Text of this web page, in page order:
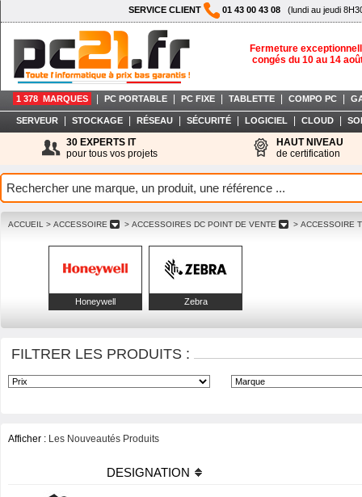
SERVICE CLIENT 01 43 00 43 08 (lundi au jeudi
Fermeture
congés du 10 au 14
1 378 MARQUES PC PORTABLE PC FIXE TABLETTE COMPO PC
SERVEUR STOCKAGE RÉSEAU SÉCURITÉ LOGICIEL CLOUD
30 EXPERTS IT
pour tous vos projets
HAUT NIVEAU
de certification
ACCUEIL > ACCESSOIRE > ACCESSOIRES DC POINT DE VENTE > ACCESSOIRE
Honeywell Zebra
FILTRER LES PRODUITS :
Afficher : Les Nouveautés Produits
DESIGNATION